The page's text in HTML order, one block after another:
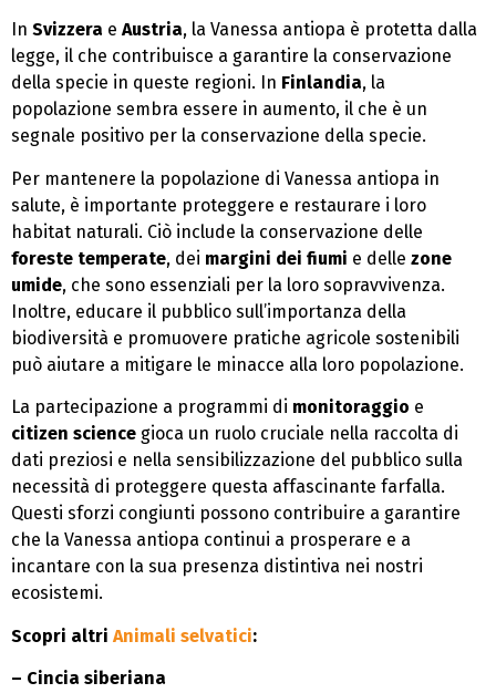
In Svizzera e Austria, la Vanessa antiopa è protetta dalla
legge, il che contribuisce a garantire la conservazione
della specie in queste regioni. In Finlandia, la
popolazione sembra essere in aumento, il che è un
segnale positivo per la conservazione della specie.
Per mantenere la popolazione di Vanessa antiopa in
salute, è importante proteggere e restaurare i loro
habitat naturali. Ciò include la conservazione delle
foreste temperate, dei margini dei fiumi e delle zone
umide, che sono essenziali per la loro sopravvivenza.
Inoltre, educare il pubblico sull’importanza della
biodiversità e promuovere pratiche agricole sostenibili
può aiutare a mitigare le minacce alla loro popolazione.
La partecipazione a programmi di monitoraggio e
citizen science gioca un ruolo cruciale nella raccolta di
dati preziosi e nella sensibilizzazione del pubblico sulla
necessità di proteggere questa affascinante farfalla.
Questi sforzi congiunti possono contribuire a garantire
che la Vanessa antiopa continui a prosperare e a
incantare con la sua presenza distintiva nei nostri
ecosistemi.
Scopri altri Animali selvatici:
– Cincia siberiana